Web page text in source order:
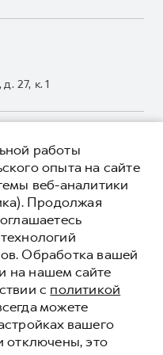
27, к. 1
касающаяся
носит
публичной офертой.
носят информационный
(ООО «Грейт
информации
дилеру ООО
Горячей линии 8 (800)
может отсутствовать
оперативных служб
Рус»
работы
опыта на сайте
веб-аналитики
Продолжая
Обработка вашей
на нашем сайте
с политикой
можете
вашего
отключены, это